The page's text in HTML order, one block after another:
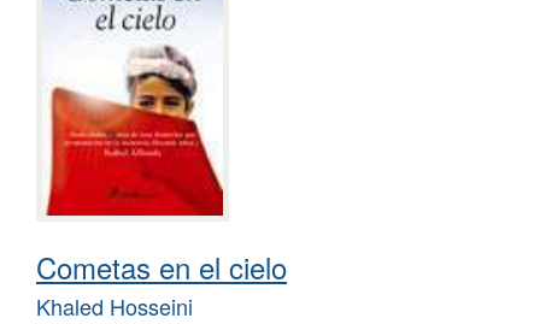
Cometas en el cielo
Khaled Hosseini